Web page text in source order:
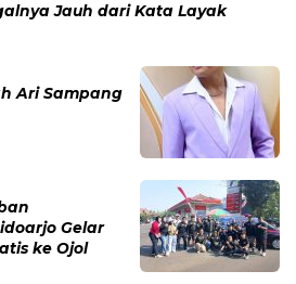
Jauh dari Kata Layak
Ari Sampang
Gelar
ke Ojol